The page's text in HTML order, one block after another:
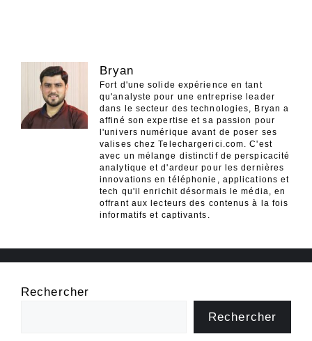
Bryan
Fort d'une solide expérience en tant
qu'analyste pour une entreprise leader
dans le secteur des technologies, Bryan a
affiné son expertise et sa passion pour
l'univers numérique avant de poser ses
valises chez Telechargerici.com. C'est
avec un mélange distinctif de perspicacité
analytique et d'ardeur pour les dernières
innovations en téléphonie, applications et
tech qu'il enrichit désormais le média, en
offrant aux lecteurs des contenus à la fois
informatifs et captivants.
Rechercher
Rechercher